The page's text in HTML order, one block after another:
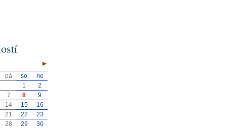
►
pá so
ne
1
2
7 8
9
14 15
16
21 22
23
28 29
30